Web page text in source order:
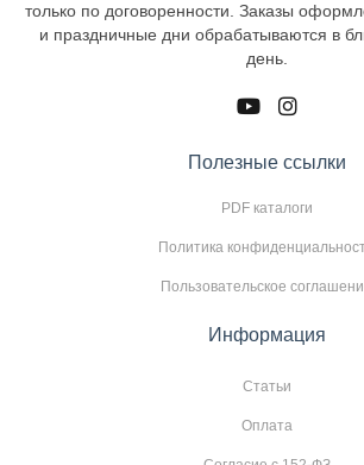
только по договоренности. Заказы
и праздничные дни обрабатываются в
день.
Полезные ссылки
PDF каталоги
Политика
Пользовательское
Информация
Статьи
Оплата